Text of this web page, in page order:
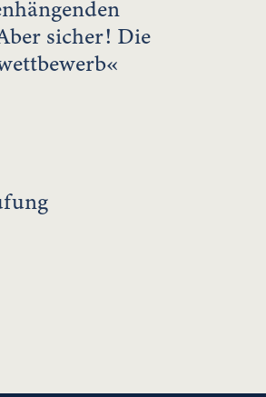
sicher! Die